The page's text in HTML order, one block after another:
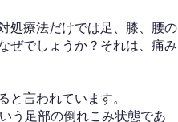
処療法だけでは足、膝、腰の
ぜでしょうか？それは、痛み
と言われています。
う足部の倒れこみ状態であ